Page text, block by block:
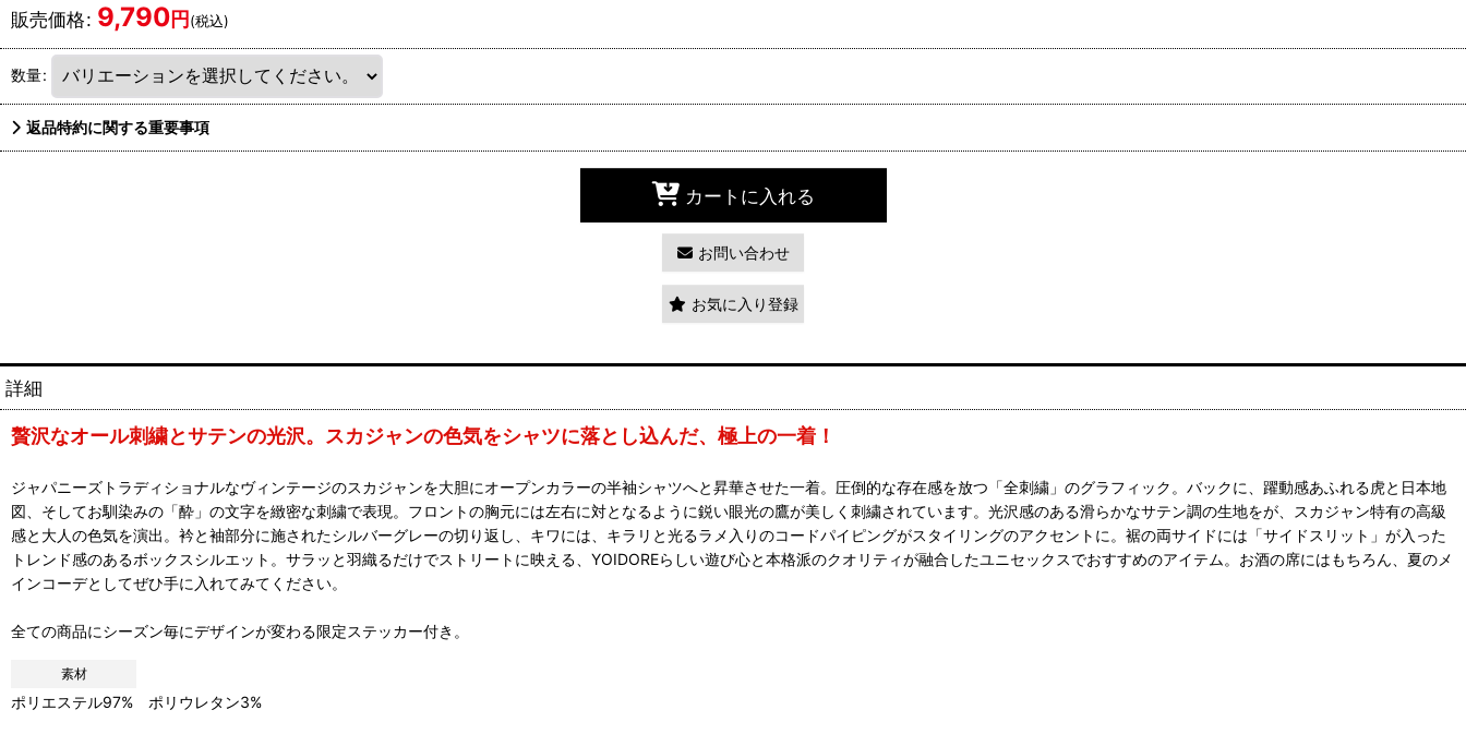
販売価格: 9,790円(税込)
数量:
返品特約に関する重要事項
カートに入れる
お問い合わせ
お気に入り登録
詳細
贅沢なオール刺繍とサテンの光沢。スカジャンの色気をシャツに落とし込んだ、極上の一着！
ジャパニーズトラディショナルなヴィンテージのスカジャンを大胆にオープンカラーの半袖シャツへと昇華させた一着。圧倒的な存在感を放つ「全刺繍」のグラフィック。バックに、躍動感あふれる虎と日本地
図、そしてお馴染みの「酔」の文字を緻密な刺繍で表現。フロントの胸元には左右に対となるように鋭い眼光の鷹が美しく刺繍されています。光沢感のある滑らかなサテン調の生地をが、スカジャン特有の高級
感と大人の色気を演出。衿と袖部分に施されたシルバーグレーの切り返し、キワには、キラリと光るラメ入りのコードパイピングがスタイリングのアクセントに。裾の両サイドには「サイドスリット」が入った
トレンド感のあるボックスシルエット。サラッと羽織るだけでストリートに映える、YOIDOREらしい遊び心と本格派のクオリティが融合したユニセックスでおすすめのアイテム。お酒の席にはもちろん、夏のメ
インコーデとしてぜひ手に入れてみてください。
全ての商品にシーズン毎にデザインが変わる限定ステッカー付き。
素材
ポリエステル97% ポリウレタン3%